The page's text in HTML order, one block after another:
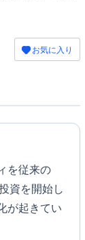
お気に入り
を従来の
資を開始し
が起きてい